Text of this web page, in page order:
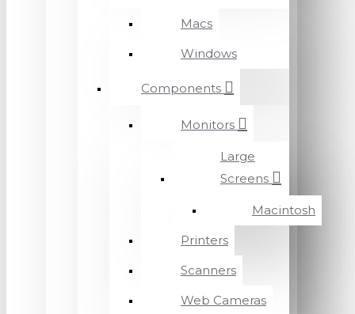
Macs
Windows
Components
Monitors
Large
Screens
Macintosh
Printers
Scanners
Web Cameras